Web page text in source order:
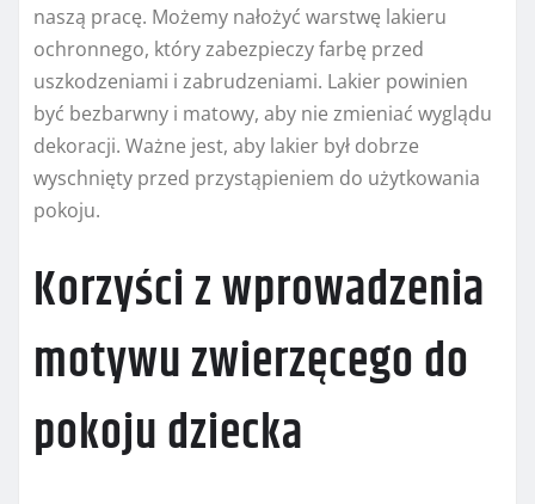
naszą pracę. Możemy nałożyć warstwę lakieru
ochronnego, który zabezpieczy farbę przed
uszkodzeniami i zabrudzeniami. Lakier powinien
być bezbarwny i matowy, aby nie zmieniać wyglądu
dekoracji. Ważne jest, aby lakier był dobrze
wyschnięty przed przystąpieniem do użytkowania
pokoju.
Korzyści z wprowadzenia
motywu zwierzęcego do
pokoju dziecka